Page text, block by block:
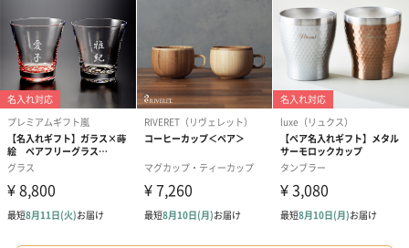
商品の形質上、のしを直接添付できない商品にのし風のカードを
同梱します。
※のし下はご記入いただけません。
※カードのデザインは一部変更する場合があります。